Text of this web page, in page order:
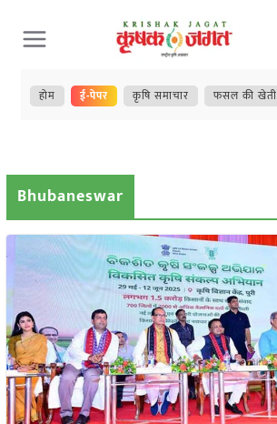
Skip
to
content
होम ई-पेपर कृषि समाचार फसल की खेती
Bhubaneswar